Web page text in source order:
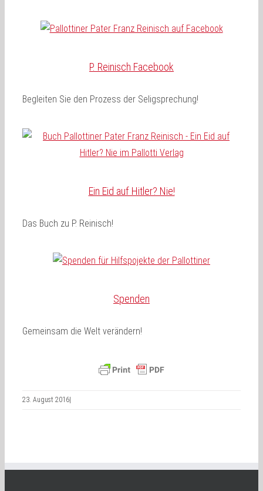
P. Reinisch Facebook
Begleiten Sie den Prozess der Seligsprechung!
Ein Eid auf Hitler? Nie!
Das Buch zu P. Reinisch!
Spenden
Gemeinsam die Welt verändern!
23. August 2016